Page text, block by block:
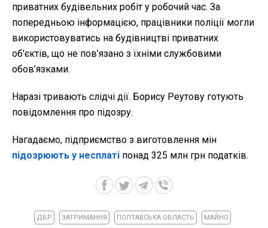
приватних будівельних робіт у робочий час. За
попередньою інформацією, працівники поліції могли
використовуватись на будівництві приватних
об'єктів, що не пов’язано з їхніми службовими
обов’язками.
Наразі тривають слідчі дії. Борису Реутову готують
повідомлення про підозру.
Нагадаємо, підприємство з виготовлення мін
підозрюють у несплаті понад 325 млн грн податків.
ДБР ЗАТРИМАННЯ ПОЛТАВСЬКА ОБЛАСТЬ МАЙНО